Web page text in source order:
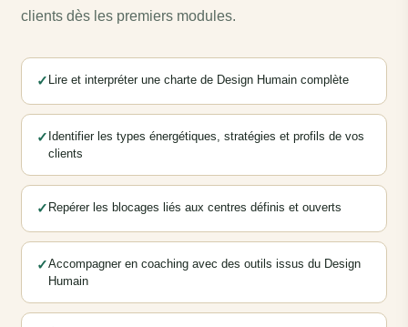
clients dès les premiers modules.
✓ Lire et interpréter une charte de Design Humain complète
✓ Identifier les types énergétiques, stratégies et profils de vos
clients
✓ Repérer les blocages liés aux centres définis et ouverts
✓Accompagner en coaching avec des outils issus du Design
Humain